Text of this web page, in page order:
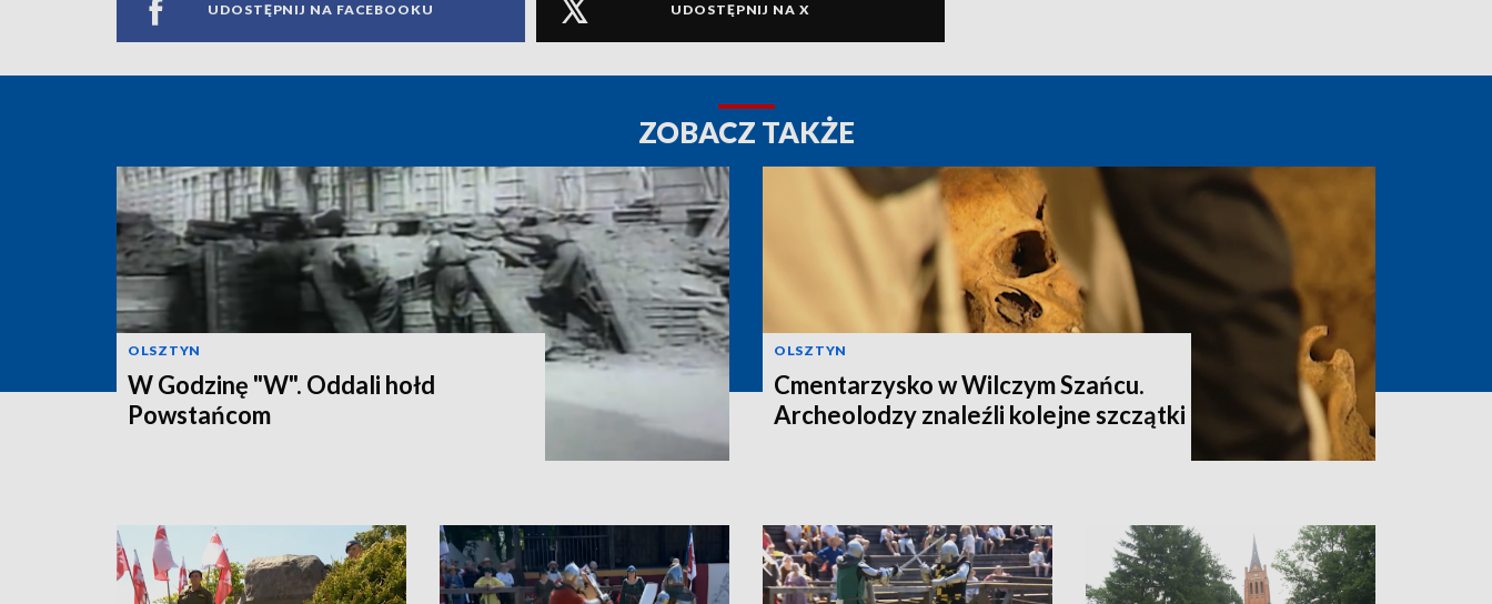
UDOSTĘPNIJ NA FACEBOOKU UDOSTĘPNIJ NA X
ZOBACZ TAKŻE
OLSZTYN
W Godzinę "W". Oddali hołd
Powstańcom
OLSZTYN
Cmentarzysko w Wilczym Szańcu.
Archeolodzy znaleźli kolejne szczątki